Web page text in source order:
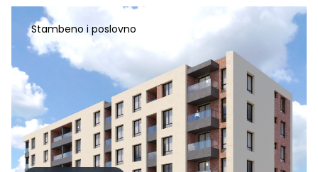
Stambeno i poslovno